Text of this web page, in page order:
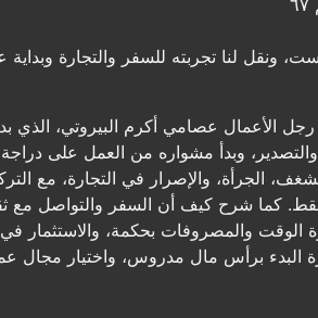
ونقل لنا تجربته للسفر والتجارة
الأعمال عصامي أكرم البيروتي،
والتصدير، وبدأ مشواره من العمل
الجرأة، والإصرار في التجارة، مع
فقط. كما شرح كيف أن السفر والتواصل
الوقت والمصروفات بحكمة، والاستثمار
البدء برأس مال مدروس، واختيار مجال